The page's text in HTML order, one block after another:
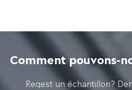
Comment pouvons-
Reqest un échantillon?